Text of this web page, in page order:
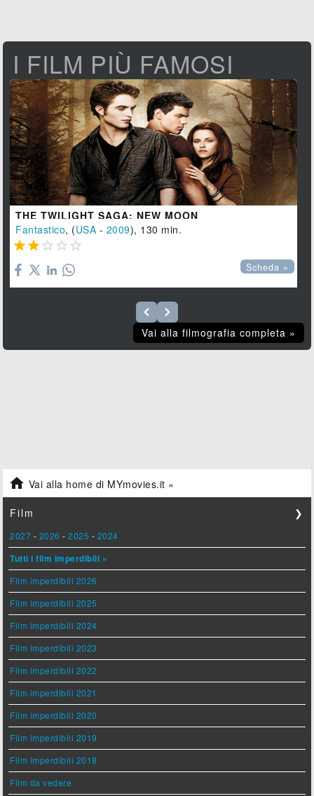
I FILM PIÙ FAMOSI
THE TWILIGHT SAGA: NEW MOON
Fantastico, (USA - 2009), 130 min.
    
Scheda »
Vai alla filmografia completa »
 Vai alla home di MYmovies.it »
Film ❯
2027 - 2026 -2025 - 2024
Tutti i film imperdibili »
Film imperdibili 2026
Film imperdibili 2025
Film imperdibili 2024
Film imperdibili 2023
Film imperdibili 2022
Film imperdibili 2021
Film imperdibili 2020
Film imperdibili 2019
Film imperdibili 2018
Film da vedere